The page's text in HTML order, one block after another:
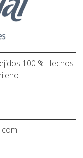
100 % Hechos